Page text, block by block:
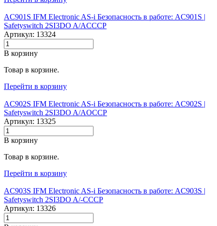
AC901S IFM Electronic AS-i Безопасность в работе: AC901S |‌
Safetyswitch 2SI3DO A/ACCCP
Артикул: 13324
В корзину
Товар в корзине.
Перейти в корзину
AC902S IFM Electronic AS-i Безопасность в работе: AC902S |‌
Safetyswitch 2SI3DO A/AOCCP
Артикул: 13325
В корзину
Товар в корзине.
Перейти в корзину
AC903S IFM Electronic AS-i Безопасность в работе: AC903S |‌
Safetyswitch 2SI3DO A/-CCCP
Артикул: 13326